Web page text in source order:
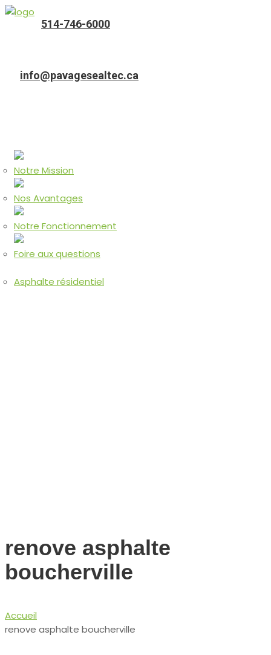
514-746-6000
info@pavagesealtec.ca
Notre Mission
Nos Avantages
Notre Fonctionnement
Foire aux questions
Asphalte résidentiel
renove asphalte
boucherville
Accueil
renove asphalte boucherville